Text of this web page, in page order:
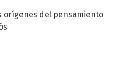
orígenes del pensamiento